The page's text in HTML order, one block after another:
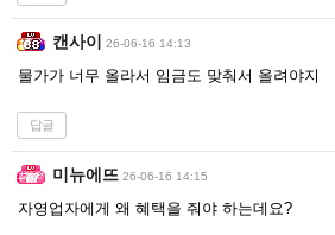
캔사이 26-06-16 14:13
물가가 너무 올라서 임금도 맞춰서 올려야지
답글
미뉴에뜨 26-06-16 14:15
자영업자에게 왜 혜택을 줘야 하는데요?